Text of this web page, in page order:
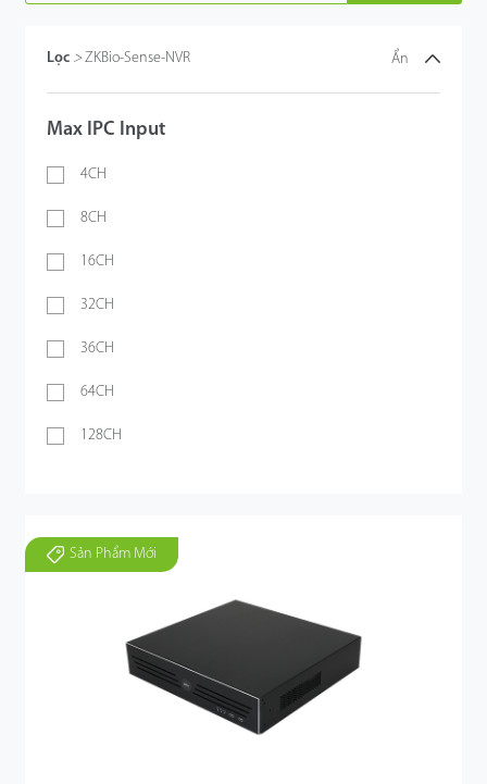
Lọc > ZKBio-Sense-NVR Ẩn
Max IPC Input
4CH
8CH
16CH
32CH
36CH
64CH
128CH
Sản Phẩm Mới